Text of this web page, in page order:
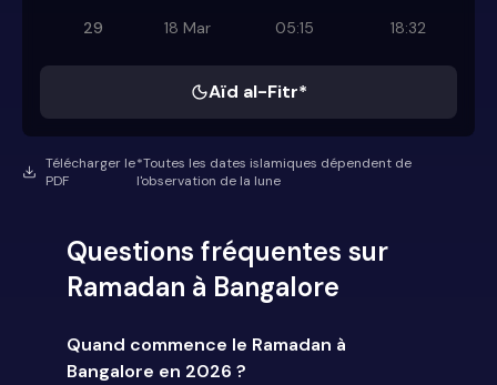
29
18 Mar 05:15 18:32
Aïd al-Fitr*
Télécharger le
PDF
*Toutes les dates islamiques dépendent de
l'observation de la lune
Questions fréquentes sur
Ramadan à Bangalore
Quand commence le Ramadan à
Bangalore en 2026 ?